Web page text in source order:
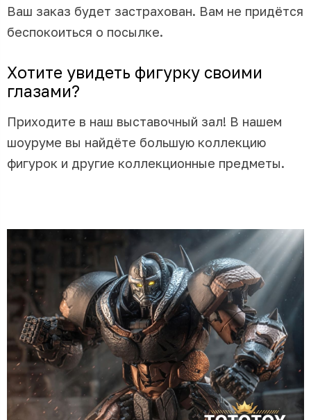
Ваш заказ будет застрахован. Вам не придётся
беспокоиться о посылке.
Хотите увидеть фигурку своими
глазами?
Приходите в наш выставочный зал! В нашем
шоуруме вы найдёте большую коллекцию
фигурок и другие коллекционные предметы.